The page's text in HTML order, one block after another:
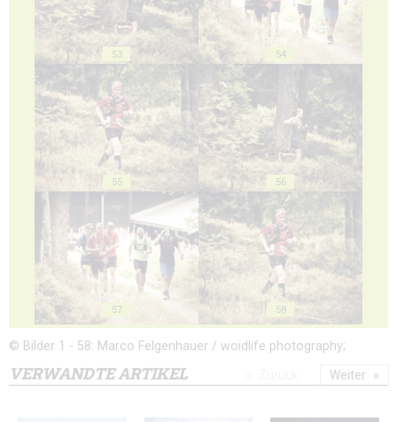
53 54
55 56
57 58
© Bilder 1 - 58: Marco Felgenhauer / woidlife photography;
VERWANDTE ARTIKEL Weiter